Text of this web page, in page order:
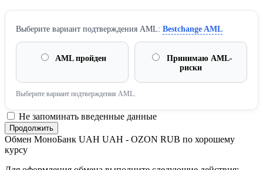
Выберите вариант подтверждения AML: Bestchange AML
AML пройден
Принимаю AML-
риски
Выберите вариант подтверждения AML.
Не запоминать введенные данные
Обмен МоноБанк UAH UAH - OZON RUB по хорошему
курсу